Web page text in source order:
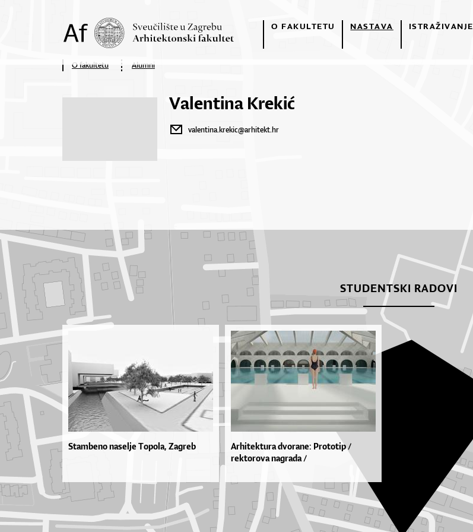
O FAKULTETU NASTAVA ISTRAŽIVANJE
O fakultetu Alumni
Valentina Krekić
valentina.krekic@arhitekt.hr
STUDENTSKI RADOVI
Stambeno naselje Topola, Zagreb
Arhitektura dvorane: Prototip /
rektorova nagrada /